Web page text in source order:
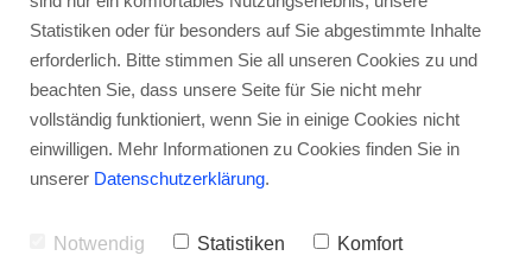
Kunden-
dienst
Energie-
wende
Über
uns
Kunden-
zufriedenheit
Stellen-
angebote
Pillipp Haustechnik
Statistiken oder für besonders auf Sie abgestimmte Inhalte
erforderlich. Bitte stimmen Sie all unseren Cookies zu und
beachten Sie, dass unsere Seite für Sie nicht mehr
vollständig funktioniert, wenn Sie in einige Cookies nicht
einwilligen. Mehr Informationen zu Cookies finden Sie in
unserer Datenschutzerklärung.
Notwendig Statistiken
Komfort